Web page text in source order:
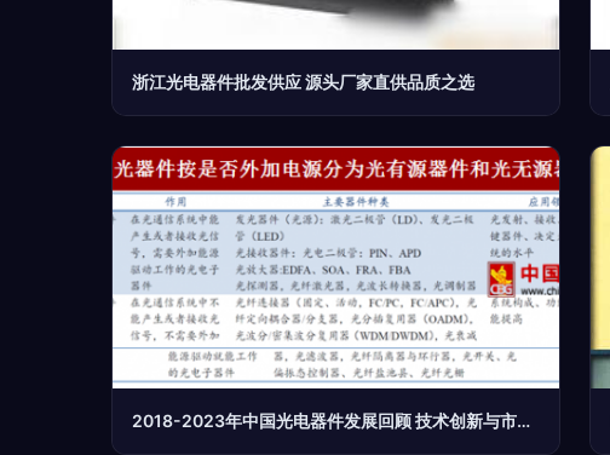
浙江光电器件批发供应 源头厂家直供品质之选
2018-2023年中国光电器件发展回顾 技术创新与市场突破